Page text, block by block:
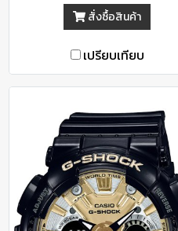
สั่งซื้อสินค้า
เปรียบเทียบ